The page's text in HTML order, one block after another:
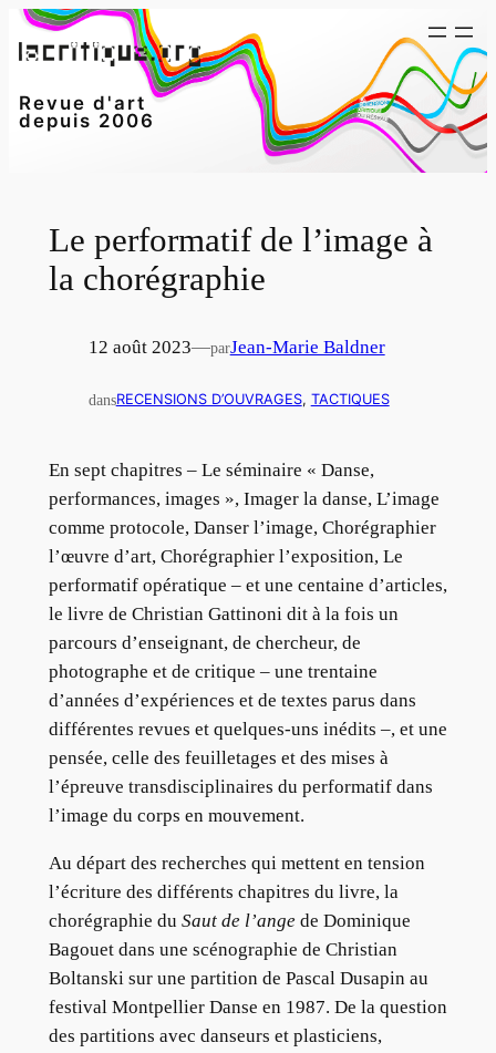
Aller
au
Revue d'art
depuis 2006
Le performatif de l’image à
la chorégraphie
12 août 2023—parJean-Marie Baldner
dansRECENSIONS D’OUVRAGES, TACTIQUES
En sept chapitres – Le séminaire « Danse,
performances, images », Imager la danse, L’image
comme protocole, Danser l’image, Chorégraphier
l’œuvre d’art, Chorégraphier l’exposition, Le
performatif opératique – et une centaine d’articles,
le livre de Christian Gattinoni dit à la fois un
parcours d’enseignant, de chercheur, de
photographe et de critique – une trentaine
d’années d’expériences et de textes parus dans
différentes revues et quelques-uns inédits –, et une
pensée, celle des feuilletages et des mises à
l’épreuve transdisciplinaires du performatif dans
l’image du corps en mouvement.
Au départ des recherches qui mettent en tension
l’écriture des différents chapitres du livre, la
chorégraphie du Saut de l’angede Dominique
Bagouet dans une scénographie de Christian
Boltanski sur une partition de Pascal Dusapin au
festival Montpellier Danse en 1987. De la question
des partitions avec danseurs et plasticiens,